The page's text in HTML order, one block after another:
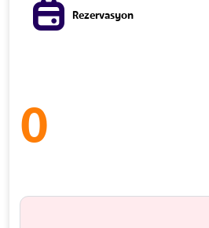
Rezervasyon
0